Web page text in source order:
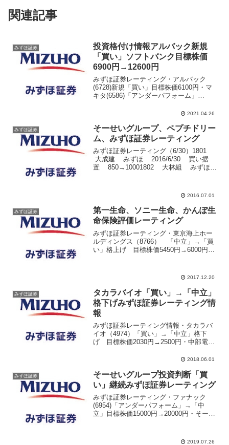
関連記事
みずほ証券
投資格付け情報アルバック新規
「買い」ソフトバンク目標株価
6900円→12600円
みずほ証券レーティング・アルバック
(6728)新規「買い」目標株価6100円・マ
キタ(6586)「アンダーパフォーム」
→4900円・JFEホールディングス(5411)
2021.04.26
みずほ証券
そーせいグループ、ペプチドリー
ム、みずほ証券レーティング
みずほ証券レーティング（6/30）1801
大成建 みずほ 2016/6/30 買い据
置 850→10001802 大林組 みずほ
2016.07.01
みずほ証券
第一生命、ソニー生命、かんぽ生
命保険評価レーティング
みずほ証券レーティング・東京海上ホー
ルディングス（8766） 「中立」→「買
い」格上げ 目標株価5450円→6000円・
→2150円・第一生命ホールディングス
2017.12.20
みずほ証券
タカラバイオ「買い」→「中立」
格下げみずほ証券レーティング情
報
みずほ証券レーティング情報・タカラバ
イオ（4974）「買い」→「中立」格下
げ 目標株価2030円→2500円・中部電力
目標株価1700円→1800円・東北電力
目...
2018.06.01
みずほ証券
そーせいグループ投資判断「買
い」継続みずほ証券レーティング
みずほ証券レーティング・ファナック
(6954)「アンダーパフォーム」→「中
立」目標株価15000円→20000円・そーせ
立」目標株価1600円参考サラ... 2019.07.26